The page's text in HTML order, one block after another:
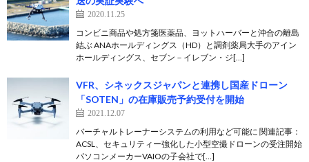
2020.11.25
コンビニ商品や処方箋医薬品、ヨットハーバーと沖合の離島
結ぶ ANAホールディングス（HD）と調剤薬局大手のアイン
ホールディングス、セブン－イレブン・ジ[…]
VFR、シネックスジャパンと連携し国産ドローン
「SOTEN」の在庫販売予約受付を開始
2021.12.07
バーチャルトレーナーシステムの利用など可能に 関連記事：
ACSL、セキュリティー強化した小型空撮ドローンの受注開始
パソコンメーカーVAIOの子会社で[…]